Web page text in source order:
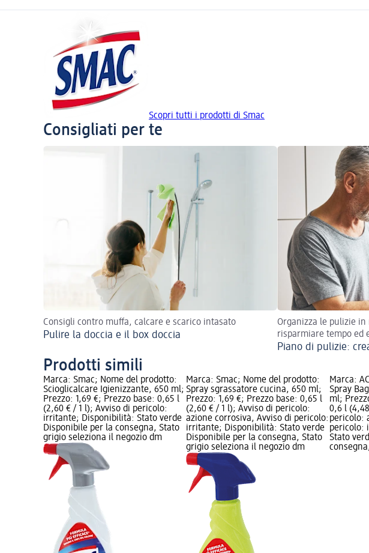
Scopri tutti i prodotti di Smac
Consigliati per te
Consigli contro muffa, calcare e scarico intasato
Pulire la doccia e il box doccia
Organizza le pulizie
risparmiare tempo ed
Piano di pulizie:
Prodotti simili
Marca: Smac; Nome del prodotto:
Scioglicalcare Igienizzante, 650 ml;
Prezzo: 1,69 €; Prezzo base: 0,65 l
(2,60 € / 1 l); Avviso di pericolo:
irritante; Disponibilità: Stato verde
Disponibile per la consegna, Stato
grigio seleziona il negozio dm
Marca: Smac; Nome del prodotto:
Spray sgrassatore cucina, 650 ml;
Prezzo: 1,69 €; Prezzo base: 0,65 l
(2,60 € / 1 l); Avviso di pericolo:
azione corrosiva, Avviso di pericolo:
irritante; Disponibilità: Stato verde
Disponibile per la consegna, Stato
grigio seleziona il negozio dm
Marca:
Spray
ml;
0,6 l
pericolo:
pericolo:
Stato